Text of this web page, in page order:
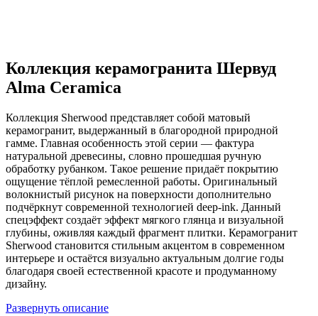
Коллекция керамогранита Шервуд
Alma Ceramica
Коллекция Sherwood представляет собой матовый
керамогранит, выдержанный в благородной природной
гамме. Главная особенность этой серии — фактура
натуральной древесины, словно прошедшая ручную
обработку рубанком. Такое решение придаёт покрытию
ощущение тёплой ремесленной работы. Оригинальный
волокнистый рисунок на поверхности дополнительно
подчёркнут современной технологией deep-ink. Данный
спецэффект создаёт эффект мягкого глянца и визуальной
глубины, оживляя каждый фрагмент плитки. Керамогранит
Sherwood становится стильным акцентом в современном
интерьере и остаётся визуально актуальным долгие годы
благодаря своей естественной красоте и продуманному
дизайну.
Развернуть описание